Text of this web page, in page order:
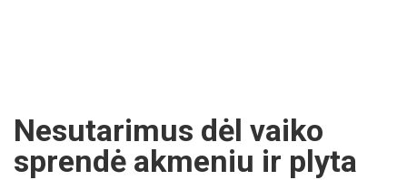
Ne­su­ta­ri­mus dėl vai­ko
spren­dė ak­me­niu ir ply­ta